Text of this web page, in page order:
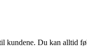
kundene. Du kan alltid